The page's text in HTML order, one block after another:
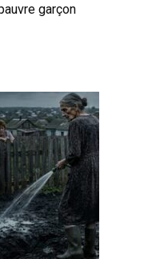
garçon